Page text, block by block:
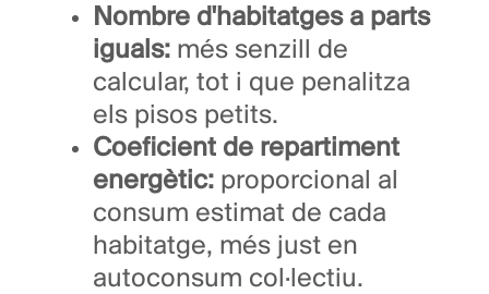
Nombre d'habitatges a parts
iguals: més senzill de
calcular, tot i que penalitza
els pisos petits.
Coeficient de repartiment
energètic: proporcional al
consum estimat de cada
habitatge, més just en
autoconsum col·lectiu.